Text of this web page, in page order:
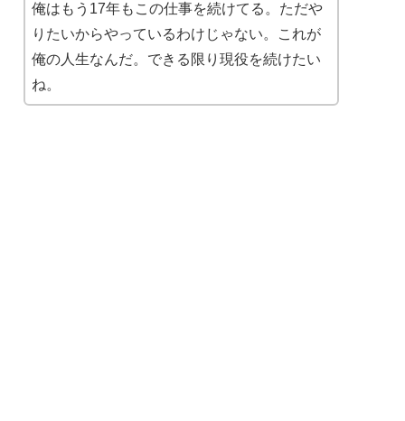
俺はもう17年もこの仕事を続けてる。ただや
りたいからやっているわけじゃない。これが
俺の人生なんだ。できる限り現役を続けたい
ね。